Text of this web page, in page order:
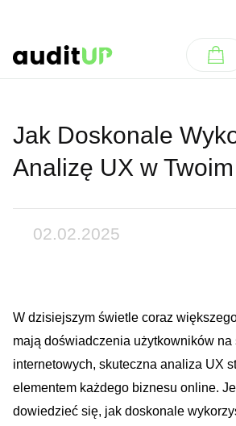
Jak Doskonale
Analizę UX w
02.02.2025
W dzisiejszym świetle coraz
mają doświadczenia użytkowników na
internetowych, skuteczna analiza UX
elementem każdego biznesu ⁣online.
dowiedzieć ‌się, jak doskonale